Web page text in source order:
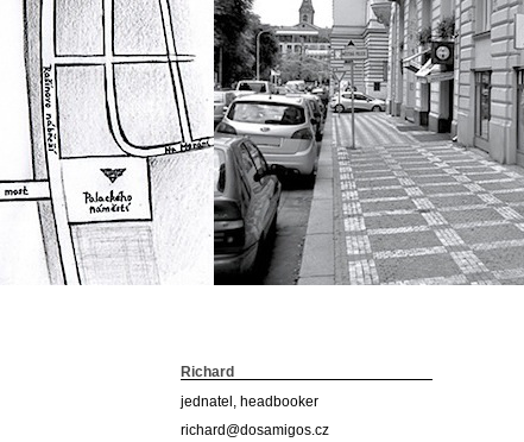
Richard
jednatel, headbooker
richard@dosamigos.cz